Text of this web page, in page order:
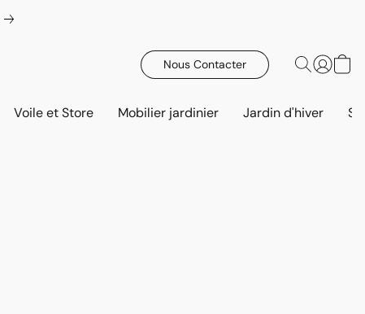
Nous Contacter
Voile et Store Mobilier jardinier Jardin d'hiver